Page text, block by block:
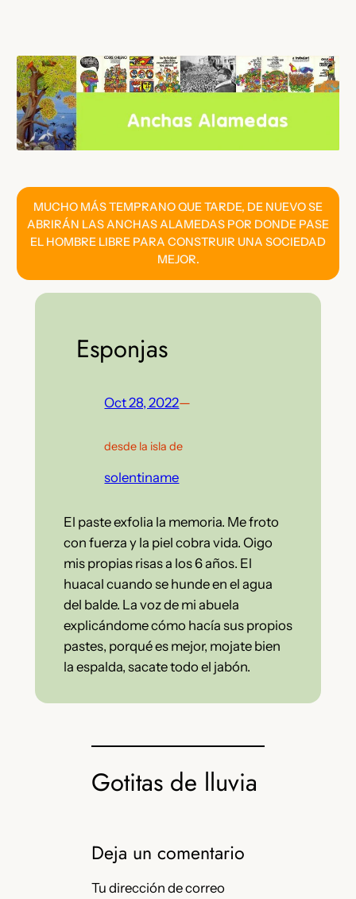
contenido
MUCHO MÁS TEMPRANO QUE TARDE, DE NUEVO SE
ABRIRÁN LAS ANCHAS ALAMEDAS POR DONDE PASE
EL HOMBRE LIBRE PARA CONSTRUIR UNA SOCIEDAD
MEJOR.
Esponjas
Oct 28, 2022—
desde la isla de
solentiname
El paste exfolia la memoria. Me froto
con fuerza y la piel cobra vida. Oigo
mis propias risas a los 6 años. El
huacal cuando se hunde en el agua
del balde. La voz de mi abuela
explicándome cómo hacía sus propios
pastes, porqué es mejor, mojate bien
la espalda, sacate todo el jabón.
Gotitas de lluvia
Deja un comentario
Tu dirección de correo